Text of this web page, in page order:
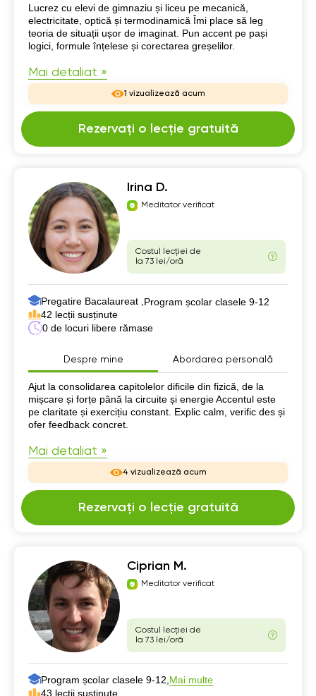
Despre mine
Lucrez cu elevi de gimnaziu și liceu pe mecanică,
electricitate, optică și termodinamică Îmi place să leg
teoria de situații ușor de imaginat. Pun accent pe pași
logici, formule înțelese și corectarea greșelilor.
Mai detaliat »
1 vizualizează acum
Rezervați o lecție gratuită
Irina D.
Meditator verificat
Costul lecției de
la 73 lei/oră
Pregatire Bacalaureat , Program școlar clasele 9-12
42 lecții susținute
0 de locuri libere rămase
Despre mine Abordarea personală
Despre mine
Ajut la consolidarea capitolelor dificile din fizică, de la
mișcare și forțe până la circuite și energie Accentul este
pe claritate și exercițiu constant. Explic calm, verific des și
ofer feedback concret.
Mai detaliat »
4 vizualizează acum
Rezervați o lecție gratuită
Ciprian M.
Meditator verificat
Costul lecției de
la 73 lei/oră
Program școlar clasele 9-12, Mai multe
43 lecții susținute